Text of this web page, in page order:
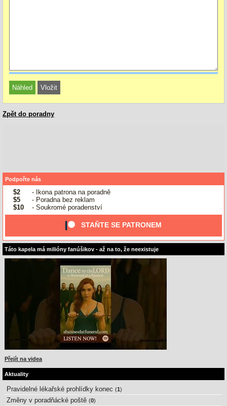
Zpět do poradny
Podpořte nás
$2
- Ikona patrona na poradně
$5
- Poradna bez reklam
$10
- Soukromé poradenství
STAŇTE SE PATRONEM
Táto kapela má milióny fanúšikov - až na to, že neexistuje
Přejít na videa
Aktuality
Pravidelné lékařské prohlídky konec (1)
Změny v poradňácké poště (0)